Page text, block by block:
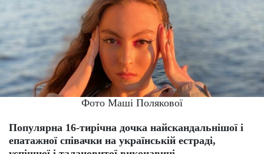
Фото Маші Полякової
Популярна 16-тирічна дочка найскандальнішої і
епатажної співачки на українській естраді,